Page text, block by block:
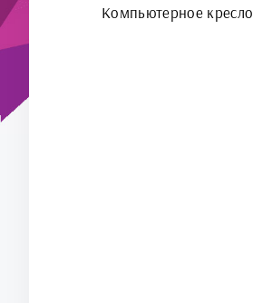
Компьютерное кресло